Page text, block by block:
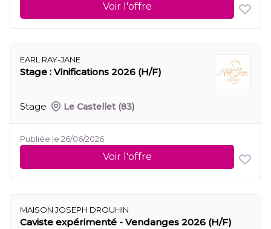
Voir l'offre
EARL RAY-JANE
Stage : Vinifications 2026 (H/F)
Stage Le Castellet (83)
Publiée le 26/06/2026
Voir l'offre
MAISON JOSEPH DROUHIN
Caviste expérimenté - Vendanges 2026 (H/F)